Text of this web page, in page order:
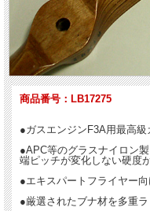
商品番号：LB17275
●ガスエンジンF3A用最高級
●APC等のグラスナイロン
端ピッチが変化しない硬度
●エキスパートフライヤー向
●厳選されたブナ材を多重ラ